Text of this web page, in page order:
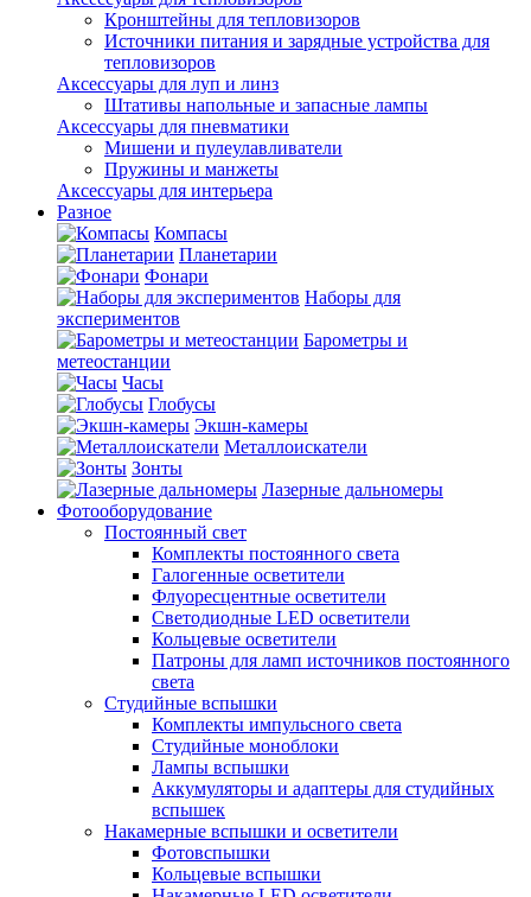
Кронштейны для тепловизоров
Источники питания и зарядные устройства для
тепловизоров
Аксессуары для луп и линз
Штативы напольные и запасные лампы
Аксессуары для пневматики
Мишени и пулеулавливатели
Пружины и манжеты
Аксессуары для интерьера
Разное
Компасы
Планетарии
Фонари
Наборы для
экспериментов
Барометры и
метеостанции
Часы
Глобусы
Экшн-камеры
Металлоискатели
Зонты
Лазерные дальномеры
Фотооборудование
Постоянный свет
Комплекты постоянного света
Галогенные осветители
Флуоресцентные осветители
Светодиодные LED осветители
Кольцевые осветители
Патроны для ламп источников постоянного
света
Студийные вспышки
Комплекты импульсного света
Студийные моноблоки
Лампы вспышки
Аккумуляторы и адаптеры для студийных
вспышек
Накамерные вспышки и осветители
Фотовспышки
Кольцевые вспышки